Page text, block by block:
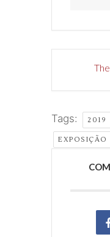
Tags: 2019
EXPOSIÇÃO